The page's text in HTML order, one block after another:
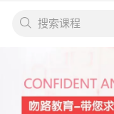
搜索课程